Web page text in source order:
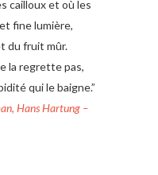
cailloux et où les
fine lumière,
du fruit mûr.
la regrette pas,
qui le baigne.”
Hans Hartung –